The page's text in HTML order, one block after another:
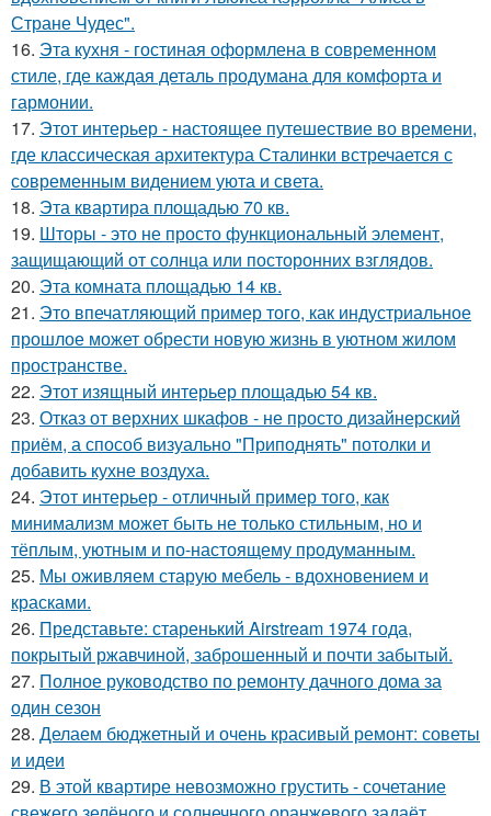
Стране Чудес".
16. Эта кухня - гостиная оформлена в современном
стиле, где каждая деталь продумана для комфорта и
гармонии.
17. Этот интерьер - настоящее путешествие во времени,
где классическая архитектура Сталинки встречается с
современным видением уюта и света.
18. Эта квартира площадью 70 кв.
19. Шторы - это не просто функциональный элемент,
защищающий от солнца или посторонних взглядов.
20. Эта комната площадью 14 кв.
21. Это впечатляющий пример того, как индустриальное
прошлое может обрести новую жизнь в уютном жилом
пространстве.
22. Этот изящный интерьер площадью 54 кв.
23. Отказ от верхних шкафов - не просто дизайнерский
приём, а способ визуально "Приподнять" потолки и
добавить кухне воздуха.
24. Этот интерьер - отличный пример того, как
минимализм может быть не только стильным, но и
тёплым, уютным и по-настоящему продуманным.
25. Мы оживляем старую мебель - вдохновением и
красками.
26. Представьте: старенький Airstream 1974 года,
покрытый ржавчиной, заброшенный и почти забытый.
27. Полное руководство по ремонту дачного дома за
один сезон
28. Делаем бюджетный и очень красивый ремонт: советы
и идеи
29. В этой квартире невозможно грустить - сочетание